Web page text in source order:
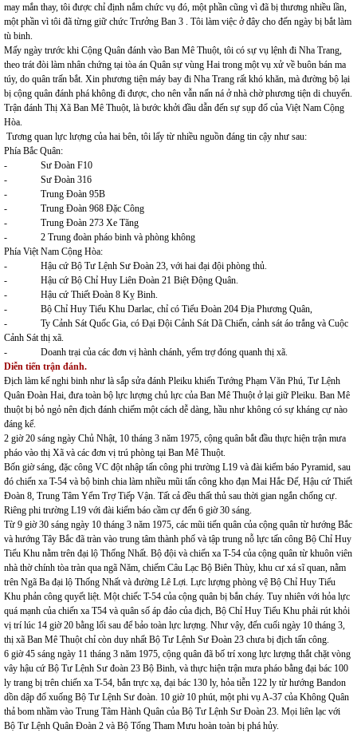
may mắn thay, tôi được chỉ định nắm chức vụ đó, một phần cũng vì đã bị thương nhiều lần,
một phần vì tôi đã từng giữ chức Trưởng Ban 3 . Tôi làm việc ở đây cho đến ngày bị bắt làm
tù binh.
Mấy ngày trước khi Cộng Quân đánh vào Ban Mê Thuột, tôi có sự vụ lệnh đi Nha Trang,
theo trát đòi làm nhân chứng tại tòa án Quân sự vùng Hai trong một vụ xử về buôn bán ma
túy, do quân trấn bắt. Xin phương tiện máy bay đi Nha Trang rất khó khăn, mà đường bộ lại
bị cộng quân đánh phá không đi được, cho nên vẫn nấn ná ở nhà chờ phương tiện di chuyển.
Trận đánh Thị Xã Ban Mê Thuột, là bước khởi đầu dẫn đến sự sụp đổ của Việt Nam Cộng
Hòa.
Tương quan lực lượng của hai bên, tôi lấy từ nhiều nguồn đáng tin cậy như sau:
Phía Bắc Quân:
- Sư Đoàn F10
- Sư Đoàn 316
- Trung Đoàn 95B
- Trung Đoàn 968 Đặc Công
- Trung Đoàn 273 Xe Tăng
- 2 Trung đoàn pháo binh và phòng không
Phía Việt Nam Cộng Hòa:
- Hậu cứ Bộ Tư Lệnh Sư Đoàn 23, với hai đại đội phòng thủ.
- Hậu cứ Bộ Chỉ Huy Liên Đoàn 21 Biệt Động Quân.
- Hậu cứ Thiết Đoàn 8 Kỵ Binh.
- Bộ Chỉ Huy Tiểu Khu Darlac, chỉ có Tiểu Đoàn 204 Địa Phương Quân,
- Ty Cảnh Sát Quốc Gia, có Đại Đội Cảnh Sát Dã Chiến, cảnh sát áo trắng và Cuộc
Cảnh Sát thị xã.
- Doanh trại của các đơn vị hành chánh, yểm trợ đóng quanh thị xã.
Diễn tiến trận đánh.
Địch làm kế nghi binh như là sắp sửa đánh Pleiku khiến Tướng Phạm Văn Phú, Tư Lệnh
Quân Đoàn Hai, đưa toàn bộ lực lượng chủ lực của Ban Mê Thuột ở lại giữ Pleiku. Ban Mê
thuột bị bỏ ngỏ nên địch đánh chiếm một cách dễ dàng, hầu như không có sự kháng cự nào
đáng kể.
2 giờ 20 sáng ngày Chủ Nhật, 10 tháng 3 năm 1975, cộng quân bắt đầu thực hiện trận mưa
pháo vào thị Xã và các đơn vị trú phòng tại Ban Mê Thuột.
Bốn giờ sáng, đặc công VC đột nhập tấn công phi trường L19 và đài kiểm báo Pyramid, sau
đó chiến xa T-54 và bộ binh chia làm nhiều mũi tấn công kho đạn Mai Hắc Đế, Hậu cứ Thiết
Đoàn 8, Trung Tâm Yểm Trợ Tiếp Vận. Tất cả đều thất thủ sau thời gian ngắn chống cự.
Riêng phi trường L19 với đài kiểm báo cầm cự đến 6 giờ 30 sáng.
Từ 9 giờ 30 sáng ngày 10 tháng 3 năm 1975, các mũi tiến quân của cộng quân từ hướng Bắc
và hướng Tây Bắc đã tràn vào trung tâm thành phố và tập trung nỗ lực tấn công Bộ Chỉ Huy
Tiểu Khu nằm trên đại lộ Thống Nhất. Bộ đội và chiến xa T-54 của cộng quân từ khuôn viên
nhà thờ chính tòa tràn qua ngã Năm, chiếm Câu Lạc Bộ Biên Thùy, khu cư xá sĩ quan, nằm
trên Ngã Ba đại lộ Thống Nhất và đường Lê Lợi. Lực lượng phòng vệ Bộ Chỉ Huy Tiểu
Khu phản công quyết liệt. Một chiếc T-54 của cộng quân bị bắn cháy. Tuy nhiên với hỏa lực
quá mạnh của chiến xa T54 và quân số áp đảo của địch, Bộ Chỉ Huy Tiểu Khu phải rút khỏi
vị trí lúc 14 giờ 20 bằng lối sau để bảo toàn lực lượng. Như vậy, đến cuối ngày 10 tháng 3,
thị xã Ban Mê Thuột chỉ còn duy nhất Bộ Tư Lệnh Sư Đoàn 23 chưa bị địch tấn công.
6 giờ 45 sáng ngày 11 tháng 3 năm 1975, cộng quân đã bố trí xong lực lượng thắt chặt vòng
vây hậu cứ Bộ Tư Lệnh Sư đoàn 23 Bộ Binh, và thực hiện trận mưa pháo bằng đại bác 100
ly trang bị trên chiến xa T-54, bắn trực xạ, đại bác 130 ly, hỏa tiễn 122 ly từ hướng Bandon
dồn dập đổ xuống Bộ Tư Lệnh Sư đoàn. 10 giờ 10 phút, một phi vụ A-37 của Không Quân
thả bom nhầm vào Trung Tâm Hành Quân của Bộ Tư Lệnh Sư Đoàn 23. Mọi liên lạc với
Bộ Tư Lệnh Quân Đoàn 2 và Bộ Tổng Tham Mưu hoàn toàn bị phá hủy.